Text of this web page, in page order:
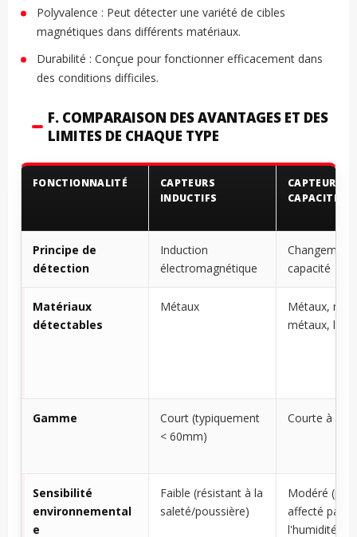
Polyvalence : Peut détecter une variété de cibles
magnétiques dans différents matériaux.
Durabilité : Conçue pour fonctionner efficacement dans
des conditions difficiles.
F. COMPARAISON DES AVANTAGES ET DES
LIMITES DE CHAQUE TYPE
FONCTIONNALITÉ
CAPTEURS
INDUCTIFS
CAPTEURS
CAPACITIFS
Principe de
détection
Induction
électromagnétique
Changement
capacité
Matériaux
détectables
Métaux
Métaux, non-
métaux,
Gamme
Court (typiquement
< 60mm)
Courte à
Sensibilité
environnemental
e
Faible (résistant à la
saleté/poussière)
Modéré
affecté par
l'humidité)